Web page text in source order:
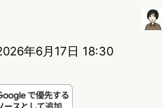
年6月17日 18:30